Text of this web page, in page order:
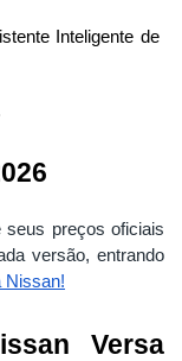
Inteligente de
preços oficiais
versão, entrando
Nissan!
Versa